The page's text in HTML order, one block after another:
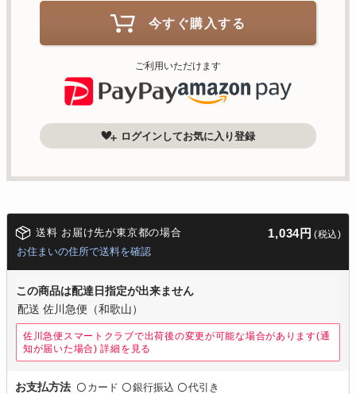
今すぐ購入する
ご利用いただけます
ログインしてお気に入り登録
送料 お届け先が東京都の場合 1,034円 (税込)
お住まいの住所で送料を確認
この商品は配達日指定が出来ません
配送 佐川急便（和歌山）
佐川急便スマートクラブで出荷後の変更が可能な場合があります(通
知が届いた場合) 詳細を見る
お支払方法 〇 カード 〇銀行振込 〇代引き